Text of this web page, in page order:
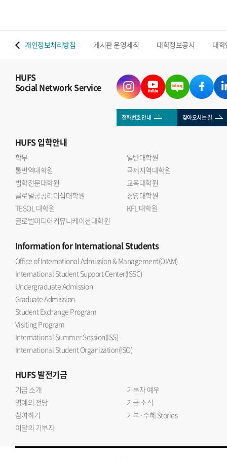
개인정보처리방침 게시판 운영세칙 대학정보공시 대
HUFS
Social Network Service
전화번호 안내 찾아오시는 길
HUFS입학안내
학부
일반대학원
통번역대학원
국제지역대학원
법학전문대학원
교육대학원
글로벌공공리더십대학원
경영대학원
TESOL 대학원
KFL 대학원
글로벌미디어커뮤니케이션대학원
Informationfor International Students
Office of International Admission & Management(OIAM)
International Student Support Center(ISSC)
Undergraduate Admission
Graduate Admission
Student Exchange Program
Visiting Program
International Summer Session(ISS)
International Student Organization(ISO)
HUFS발전기금
기금 소개
기부자 예우
명예의 전당
기금 소식
참여하기
기부·수혜 Stories
이달의 기부자